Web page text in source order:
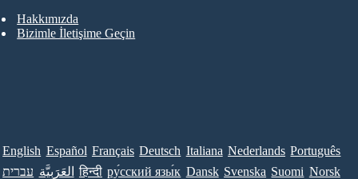
Hakkımızda
Bizimle İletişime Geçin
English Español Français Deutsch Italiana Nederlands Português
עברית العَرَبِيَّة हिन्दी ру́сский язы́к Dansk Svenska Suomi Norsk